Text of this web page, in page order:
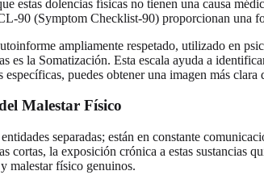
estas dolencias físicas no tienen una causa
90 (Symptom Checklist-90) proporcionan una
ampliamente respetado, utilizado en
es la Somatización. Esta escala ayuda a
específicas, puedes obtener una imagen más
Malestar Físico
separadas; están en constante
cortas, la exposición crónica a estas sustancias
malestar físico genuinos.